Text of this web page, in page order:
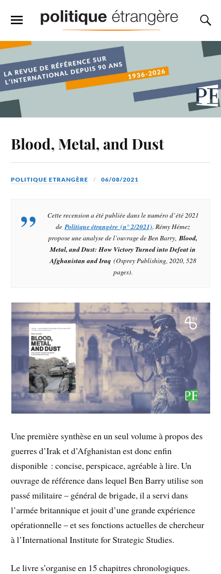
Blood, Metal, and Dust
POLITIQUE ETRANGÈRE 06/08/2021
Cette recension a été publiée dans le numéro d’été 2021
dePolitique étrangère (n° 2/2021). Rémy Hémez
propose une analyse de l’ouvrage de Ben Barry,Blood,
Metal, and Dust: How Victory Turned into Defeat in
Afghanistan and Iraq (Osprey Publishing, 2020, 528
pages).
Une première synthèse en un seul volume à propos des
guerres d’Irak et d’Afghanistan est donc enfin
disponible : concise, perspicace, agréable à lire. Un
ouvrage de référence dans lequel Ben Barry utilise son
passé militaire – général de brigade, il a servi dans
l’armée britannique et jouit d’une grande expérience
opérationnelle – et ses fonctions actuelles de chercheur
à l’International Institute for Strategic Studies.
Le livre s’organise en 15 chapitres chronologiques.